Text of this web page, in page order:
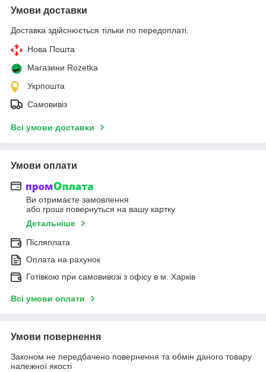
Умови доставки
Доставка здійснюється тільки по передоплаті.
Нова Пошта
Магазини Rozetka
Укрпошта
Самовивіз
Всі умови доставки
Умови оплати
Ви отримаєте замовлення
або гроші повернуться на вашу картку
Детальніше
Післяплата
Оплата на рахунок
Готівкою при самовивозі з офісу в м. Харків
Всі умови оплати
Умови повернення
Законом не передбачено повернення та обмін даного товару
належної якості